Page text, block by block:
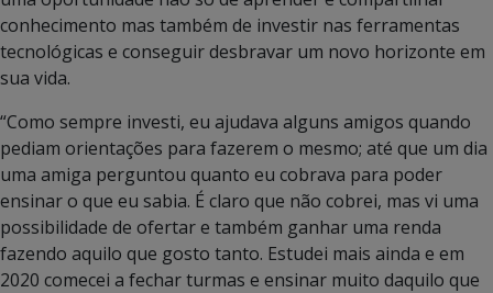
conhecimento mas também de investir nas ferramentas
tecnológicas e conseguir desbravar um novo horizonte em
sua vida.
“Como sempre investi, eu ajudava alguns amigos quando
pediam orientações para fazerem o mesmo; até que um dia
uma amiga perguntou quanto eu cobrava para poder
ensinar o que eu sabia. É claro que não cobrei, mas vi uma
possibilidade de ofertar e também ganhar uma renda
fazendo aquilo que gosto tanto. Estudei mais ainda e em
2020 comecei a fechar turmas e ensinar muito daquilo que